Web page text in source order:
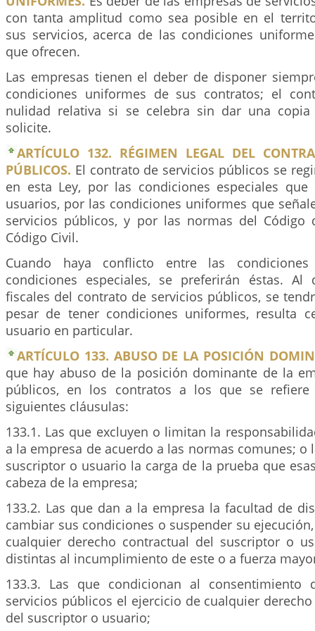
con tanta amplitud como sea posible en el
sus servicios, acerca de las condiciones
que ofrecen.
Las empresas tienen el deber de disponer
condiciones uniformes de sus contratos; el
nulidad relativa si se celebra sin dar una
solicite.
ARTÍCULO 132. RÉGIMEN LEGAL DEL
PÚBLICOS. El contrato de servicios públicos se
en esta Ley, por las condiciones especiales
usuarios, por las condiciones uniformes que
servicios públicos, y por las normas del Código
Código Civil.
Cuando haya conflicto entre las
condiciones especiales, se preferirán éstas. Al
fiscales del contrato de servicios públicos, se
pesar de tener condiciones uniformes, resulta
usuario en particular.
ARTÍCULO 133. ABUSO DE LA POSICIÓN
que hay abuso de la posición dominante de la
públicos, en los contratos a los que se
siguientes cláusulas:
133.1. Las que excluyen o limitan la
a la empresa de acuerdo a las normas comunes; o
suscriptor o usuario la carga de la prueba que
cabeza de la empresa;
133.2. Las que dan a la empresa la facultad de
cambiar sus condiciones o suspender su
cualquier derecho contractual del suscriptor o
distintas al incumplimiento de este o a fuerza
133.3. Las que condicionan al consentimiento
servicios públicos el ejercicio de cualquier
del suscriptor o usuario;